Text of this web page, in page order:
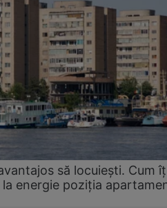
să locuiești. Cum
energie poziția